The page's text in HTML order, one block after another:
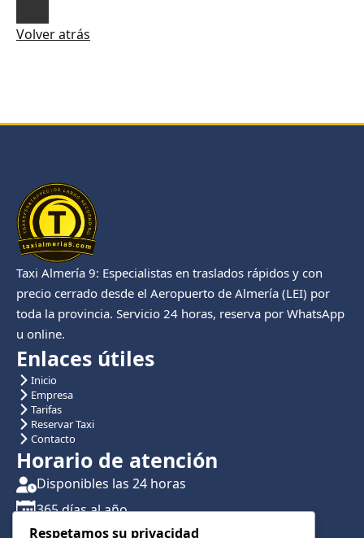
Volver atrás
Taxi Almería 9: Especialistas en traslados rápidos y con
precio cerrado desde el Aeropuerto de Almería (LEI) por
toda la provincia. Servicio 24 horas, reserva por WhatsApp
u online.
Enlaces útiles
Inicio
Empresa
Tarifas
Reservar Taxi
Contacto
Horario de atención
Disponibles las 24 horas
365 días al año
Respetamos su privacidad